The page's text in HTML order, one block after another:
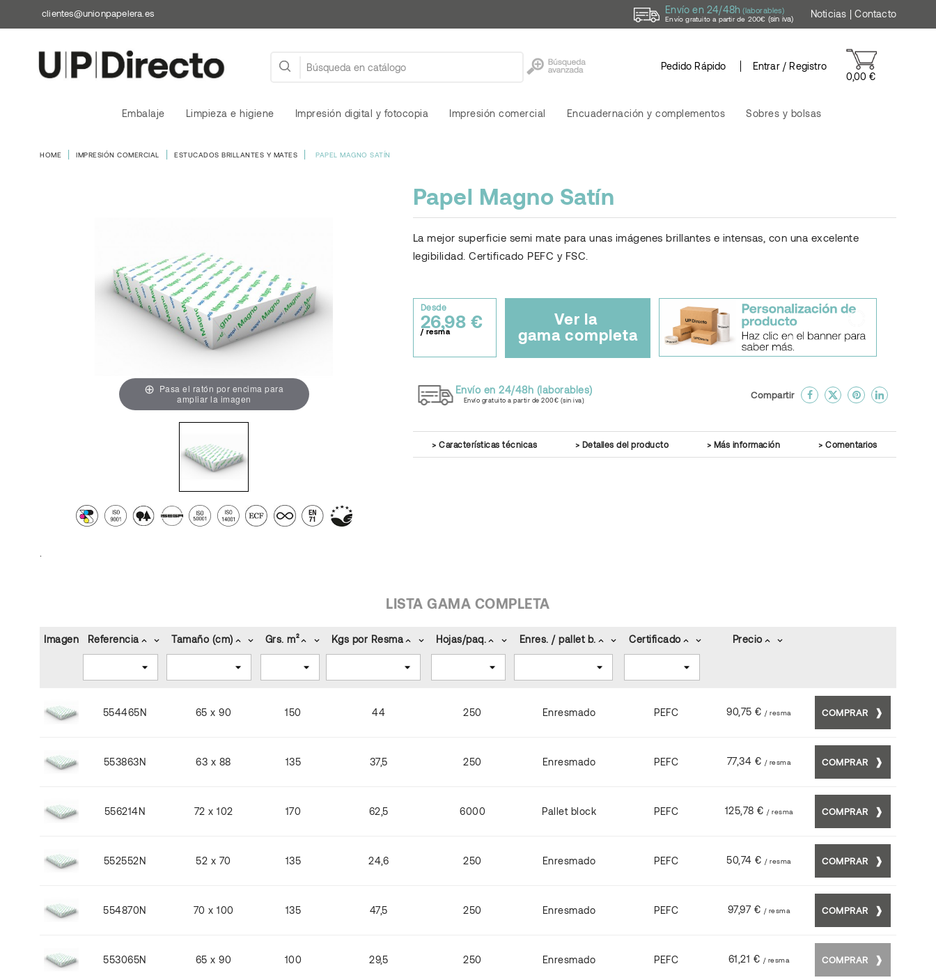
clientes@unionpapelera.es Envío en 24/48h (laborables)
Envío gratuito a partir de 200€ (sin iva) Noticias |Contacto
0,00 €
Entrar / Registro
Pedido Rápido
Embalaje Limpieza e higiene Impresión digital y fotocopia Impresión comercial Encuadernación y complementos Sobres y bolsas
HOME IMPRESIÓN COMERCIAL ESTUCADOS BRILLANTES Y MATES PAPEL MAGNO SATÍN
Pasa el ratón por encima para
ampliar la imagen
Papel Magno Satín
La mejor superficie semi mate para unas imágenes brillantes e intensas, con una excelente
legibilidad. Certificado PEFC y FSC.
Desde
26,98 €
/ resma
Ver la
gama completa
Envío en 24/48h (laborables)
Envío gratuito a partir de 200€ (sin iva) Compartir
Características técnicas Detalles del producto Más información Comentarios
LISTA GAMA COMPLETA
Imagen Referencia keyboard_arrow_up keyboard_arrow_down Tamaño (cm) keyboard_arrow_up keyboard_arrow_down Grs. m²keyboard_arrow_up keyboard_arrow_down Kgs por Resma keyboard_arrow_up keyboard_arrow_down Hojas/paq. keyboard_arrow_up keyboard_arrow_down Enres. / pallet b. keyboard_arrow_up keyboard_arrow_down Certificadokeyboard_arrow_up keyboard_arrow_down Preciokeyboard_arrow_up keyboard_arrow_down
554465N 65 x 90 150 44 250 Enresmado PEFC 90,75 € / resma COMPRAR
553863N 63 x 88 135 37,5 250 Enresmado PEFC 77,34 € / resma COMPRAR
556214N 72 x 102 170 62,5 6000 Pallet block PEFC 125,78 € / resma COMPRAR
552552N 52 x 70 135 24,6 250 Enresmado PEFC 50,74 € / resma COMPRAR
554870N 70 x 100 135 47,5 250 Enresmado PEFC 97,97 € / resma COMPRAR
553065N 65 x 90 100 29,5 250 Enresmado PEFC 61,21 € / resma COMPRAR